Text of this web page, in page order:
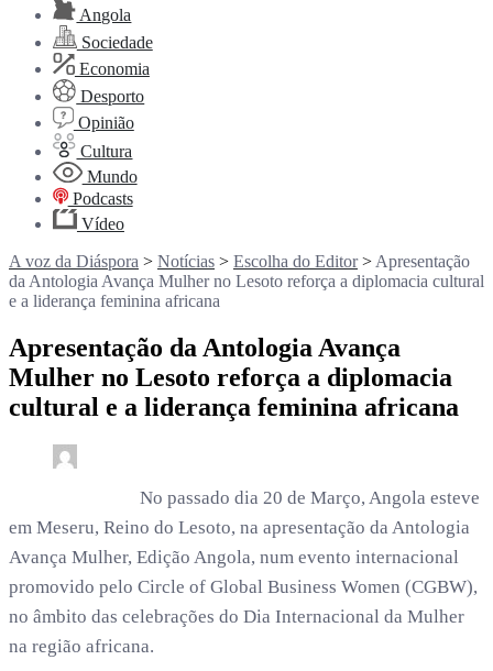
Angola
Sociedade
Economia
Desporto
Opinião
Cultura
Mundo
Podcasts
Vídeo
A voz da Diáspora > Notícias > Escolha do Editor> Apresentação
da Antologia Avança Mulher no Lesoto reforça a diplomacia cultural
e a liderança feminina africana
Apresentação da Antologia Avança
Mulher no Lesoto reforça a diplomacia
cultural e a liderança feminina africana
No passado dia 20 de Março, Angola esteve
em Meseru, Reino do Lesoto, na apresentação da Antologia
Avança Mulher, Edição Angola, num evento internacional
promovido pelo Circle of Global Business Women (CGBW),
no âmbito das celebrações do Dia Internacional da Mulher
na região africana.